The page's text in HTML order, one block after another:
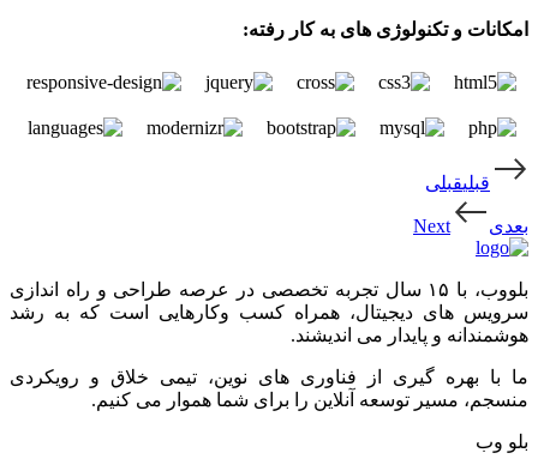
امکانات و تکنولوژی های به کار رفته:
قبليقبلی
بعدی
بلووب، با ۱۵ سال تجربه تخصصی در عرصه طراحی و راه اندازی
سرویس های دیجیتال، همراه کسب وکارهایی است که به رشد
هوشمندانه و پایدار می اندیشند.
ما با بهره گیری از فناوری های نوین، تیمی خلاق و رویکردی
منسجم، مسیر توسعه آنلاین را برای شما هموار می کنیم.
بلو وب